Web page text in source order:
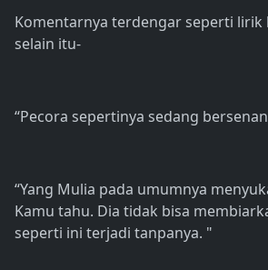
Komentarnya terdengar seperti lirik
selain itu-
“Pecora sepertinya sedang
“Yang Mulia pada umumnya
Kamu tahu. Dia tidak bisa
seperti ini terjadi tanpanya. "